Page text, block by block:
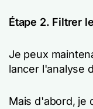
Étape 2. Filtrer
Je peux
lancer l'analyse
Mais d'abord, je